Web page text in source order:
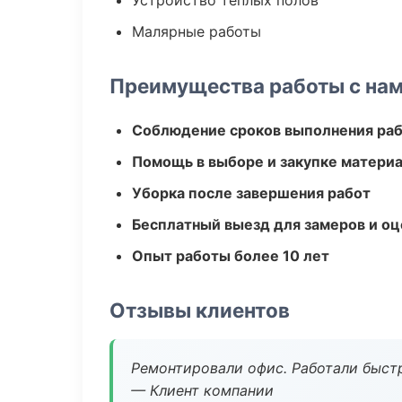
Малярные работы
Преимущества работы с
Соблюдение сроков выполнения
Помощь в выборе и закупке
Уборка после завершения работ
Бесплатный выезд для замеров и
Опыт работы более 10 лет
Отзывы клиентов
Ремонтировали офис. Работали
— Клиент компании